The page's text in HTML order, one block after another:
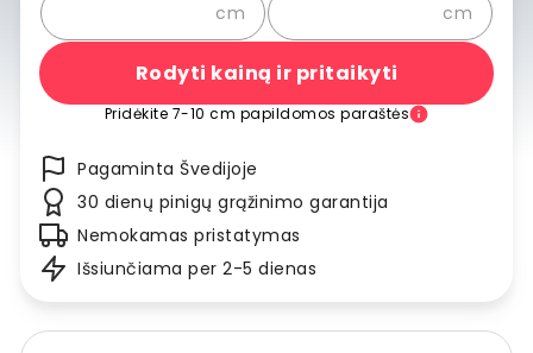
cm cm
Rodyti kainą ir pritaikyti
Pridėkite 7-10 cm papildomos paraštės
Pagaminta Švedijoje
30 dienų pinigų grąžinimo garantija
Nemokamas pristatymas
Išsiunčiama per 2-5 dienas